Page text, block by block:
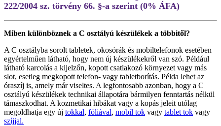
222/2004 sz. törvény 66. §-a szerint (0% ÁFA)
Miben különböznek a C osztályú készülékek a többitől?
A C osztályba sorolt tabletek, okosórák és mobiltelefonok esetében
egyértelműen látható, hogy nem új készülékekről van szó. Például
látható karcolás a kijelzőn, kopott csatlakozó környezet vagy más
slot, esetleg megkopott telefon- vagy tabletborítás. Példa lehet az
óraszíj is, amely már viseltes. A legfontosabb azonban, hogy a C
osztályú készülékek technikai állapotára bármilyen fenntartás nélkül
támaszkodhat. A kozmetikai hibákat vagy a kopás jeleit utólag
megoldhatja egy új tokkal, fóliával, mobil tok vagy tablet tok vagy
szíjjal.